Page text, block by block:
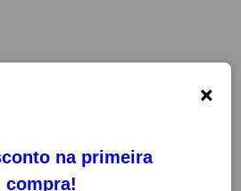
×